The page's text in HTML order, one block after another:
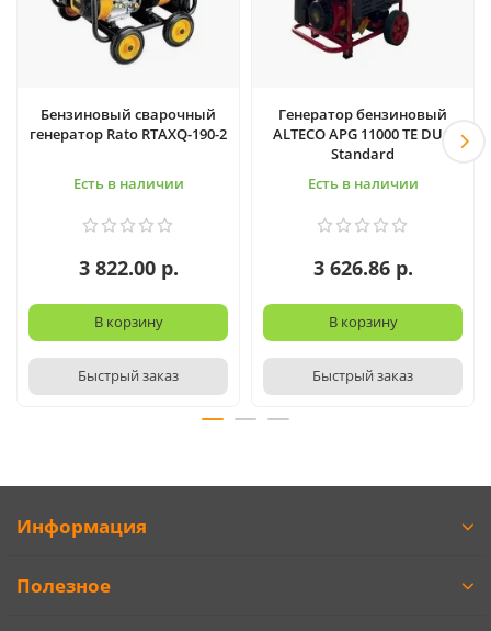
Бензиновый сварочный
генератор Rato RTAXQ-190-2
Есть в наличии
3 822.00 р.
В корзину
Быстрый заказ
Генератор бензиновый
ALTECO APG 11000 TE DUO
Standard
Есть в наличии
3 626.86 р.
В корзину
Быстрый заказ
Информация
Полезное